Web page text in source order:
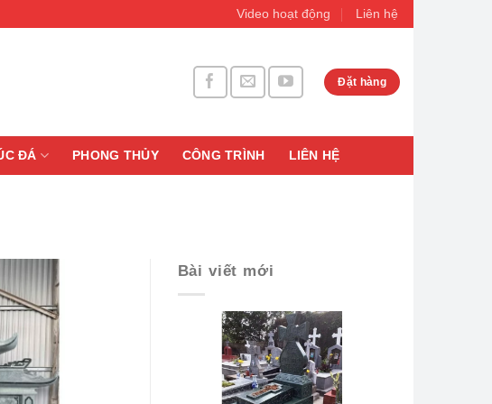
Video hoạt động Liên hệ
Đặt hàng
ĐÁ PHONG THỦY CÔNG TRÌNH LIÊN HỆ
Bài viết mới